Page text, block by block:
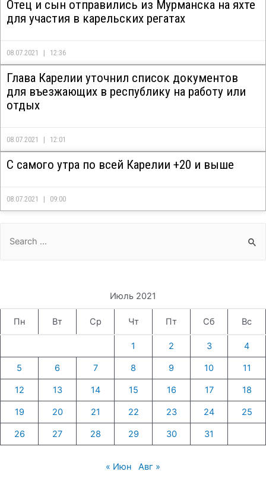
Отец и сын отправились из Мурманска на яхте
для участия в карельских регатах
08.07.2021 12:36
Глава Карелии уточнил список документов
для въезжающих в республику на работу или
отдых
08.07.2021 12:01
С самого утра по всей Карелии +20 и выше
08.07.2021 09:00
Июль 2021
Пн Вт Ср Чт Пт Сб Вс
1 2 3 4
5 6 7 8 9 10 11
12 13 14 15 16 17 18
19 20 21 22 23 24 25
26 27 28 29 30 31
« Июн Авг »